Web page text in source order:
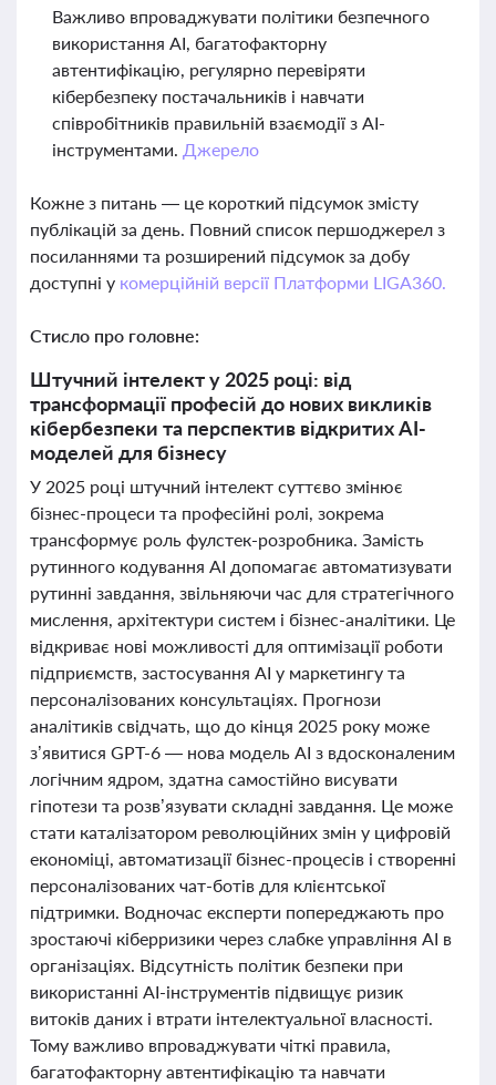
Важливо впроваджувати політики безпечного
використання AI, багатофакторну
автентифікацію, регулярно перевіряти
кібербезпеку постачальників і навчати
співробітників правильній взаємодії з AI-
інструментами. Джерело
Кожне з питань — це короткий підсумок змісту
публікацій за день. Повний список першоджерел з
посиланнями та розширений підсумок за добу
доступні у комерційній версії Платформи LIGA360.
Стисло про головне:
Штучний інтелект у 2025 році: від
трансформації професій до нових викликів
кібербезпеки та перспектив відкритих AI-
моделей для бізнесу
У 2025 році штучний інтелект суттєво змінює
бізнес-процеси та професійні ролі, зокрема
трансформує роль фулстек-розробника. Замість
рутинного кодування AI допомагає автоматизувати
рутинні завдання, звільняючи час для стратегічного
мислення, архітектури систем і бізнес-аналітики. Це
відкриває нові можливості для оптимізації роботи
підприємств, застосування AI у маркетингу та
персоналізованих консультаціях. Прогнози
аналітиків свідчать, що до кінця 2025 року може
з’явитися GPT-6 — нова модель AI з вдосконаленим
логічним ядром, здатна самостійно висувати
гіпотези та розв’язувати складні завдання. Це може
стати каталізатором революційних змін у цифровій
економіці, автоматизації бізнес-процесів і створенні
персоналізованих чат-ботів для клієнтської
підтримки. Водночас експерти попереджають про
зростаючі кіберризики через слабке управління AI в
організаціях. Відсутність політик безпеки при
використанні AI-інструментів підвищує ризик
витоків даних і втрати інтелектуальної власності.
Тому важливо впроваджувати чіткі правила,
багатофакторну автентифікацію та навчати